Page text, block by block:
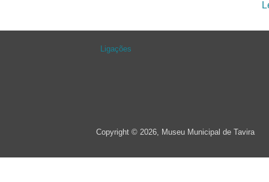
Ligações
Copyright © 2026, Museu Municipal de Tavira